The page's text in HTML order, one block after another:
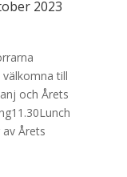
2023
välkomna till
och Årets
Årets